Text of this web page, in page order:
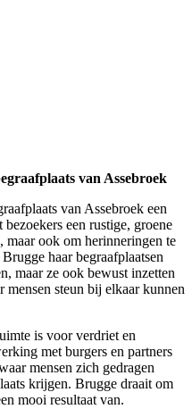
van Assebroek
van Assebroek een
een rustige, groene
maar ook om herinneringen te
haar begraafplaatsen
maar ze ook bewust inzetten
steun bij elkaar kunnen
is voor verdriet en
met burgers en partners
mensen zich gedragen
krijgen. Brugge draait om
mooi resultaat van.